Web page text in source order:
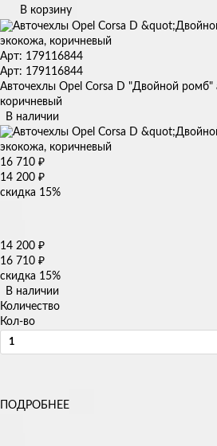
В корзину
Арт: 179116844
Арт: 179116844
Авточехлы Opel Corsa D "Двойной ромб"
коричневый
В наличии
16 710 ₽
14 200 ₽
скидка 15%
14 200 ₽
16 710 ₽
скидка 15%
В наличии
Количество
Кол-во
ПОДРОБНЕЕ